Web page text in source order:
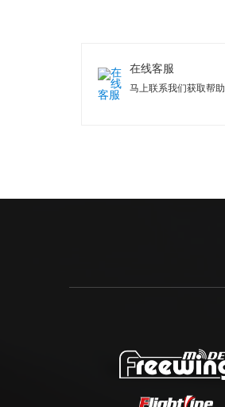
在线客服
马上联系我们获取帮助